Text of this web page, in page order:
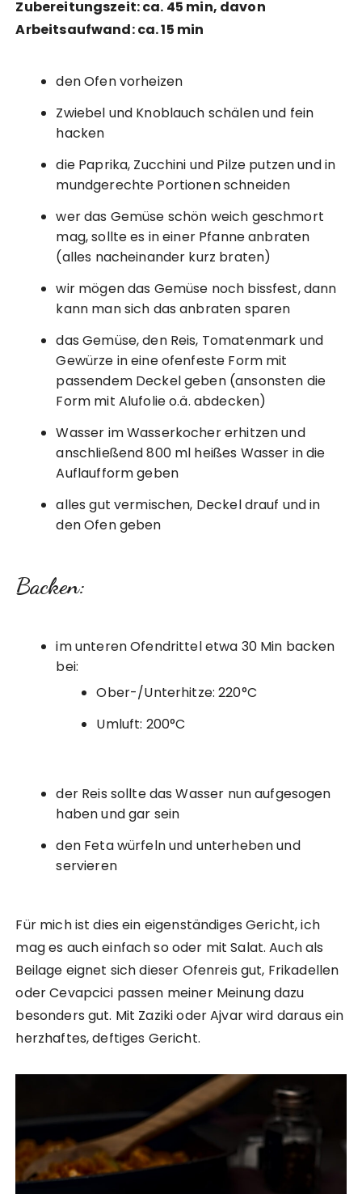
Zubereitungszeit: ca. 45 min, davon
Arbeitsaufwand: ca. 15 min
den Ofen vorheizen
Zwiebel und Knoblauch schälen und fein
hacken
die Paprika, Zucchini und Pilze putzen und in
mundgerechte Portionen schneiden
wer das Gemüse schön weich geschmort
mag, sollte es in einer Pfanne anbraten
(alles nacheinander kurz braten)
wir mögen das Gemüse noch bissfest, dann
kann man sich das anbraten sparen
das Gemüse, den Reis, Tomatenmark und
Gewürze in eine ofenfeste Form mit
passendem Deckel geben (ansonsten die
Form mit Alufolie o.ä. abdecken)
Wasser im Wasserkocher erhitzen und
anschließend 800 ml heißes Wasser in die
Auflaufform geben
alles gut vermischen, Deckel drauf und in
den Ofen geben
Backen:
im unteren Ofendrittel etwa 30 Min backen
bei:
Ober-/Unterhitze: 220°C
Umluft: 200°C
der Reis sollte das Wasser nun aufgesogen
haben und gar sein
den Feta würfeln und unterheben und
servieren
Für mich ist dies ein eigenständiges Gericht, ich
mag es auch einfach so oder mit Salat. Auch als
Beilage eignet sich dieser Ofenreis gut, Frikadellen
oder Cevapcici passen meiner Meinung dazu
besonders gut. Mit Zaziki oder Ajvar wird daraus ein
herzhaftes, deftiges Gericht.